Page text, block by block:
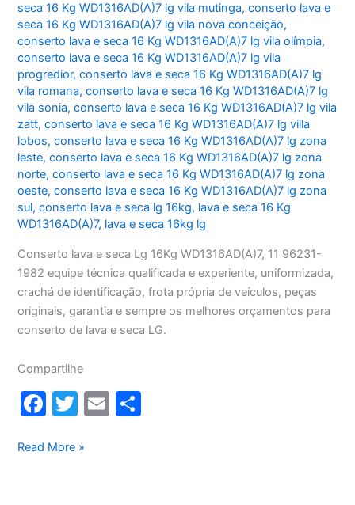
seca 16 Kg WD1316AD(A)7 lg vila mutinga,conserto lava e
seca 16 Kg WD1316AD(A)7 lg vila nova conceição,
conserto lava e seca 16 Kg WD1316AD(A)7 lg vila olímpia,
conserto lava e seca 16 Kg WD1316AD(A)7 lg vila
progredior,conserto lava e seca 16 Kg WD1316AD(A)7 lg
vila romana,conserto lava e seca 16 Kg WD1316AD(A)7 lg
vila sonia,conserto lava e seca 16 Kg WD1316AD(A)7 lg vila
zatt,conserto lava e seca 16 Kg WD1316AD(A)7 lg villa
lobos,conserto lava e seca 16 Kg WD1316AD(A)7 lg zona
leste,conserto lava e seca 16 Kg WD1316AD(A)7 lg zona
norte,conserto lava e seca 16 Kg WD1316AD(A)7 lg zona
oeste,conserto lava e seca 16 Kg WD1316AD(A)7 lg zona
sul,conserto lava e seca lg 16kg, lava e seca 16 Kg
WD1316AD(A)7, lava e seca 16kg lg
Conserto lava e seca Lg 16Kg WD1316AD(A)7, 11 96231-
1982 equipe técnica qualificada e experiente, uniformizada,
crachá de identificação, frota própria de veículos, peças
originais, garantia e sempre os melhores orçamentos para
conserto de lava e seca LG.
Compartilhe
F
c
T
itt
E
Conserto
Read More »